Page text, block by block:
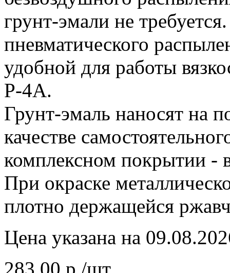
грунт-эмали не
пневматического
удобной для работы
Р-4А.
Грунт-эмаль наносят на
качестве
комплексном покрытии -
При окраске
плотно держащейся
Цена указана на
283.00 р./шт